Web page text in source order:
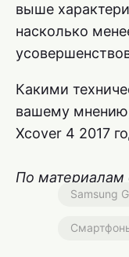
выше
насколько
Какими
вашему
Xcover 4 2017
По материалам
Samsung